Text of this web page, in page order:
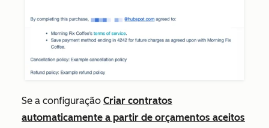
Se a configuração Criar contratos
automaticamente a partir de orçamentos aceitos